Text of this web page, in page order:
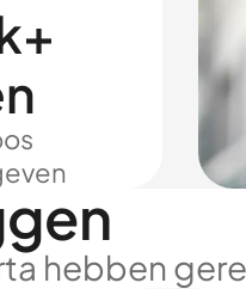
hebben